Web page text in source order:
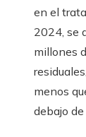
en el
2024, se
millones
menos
debajo